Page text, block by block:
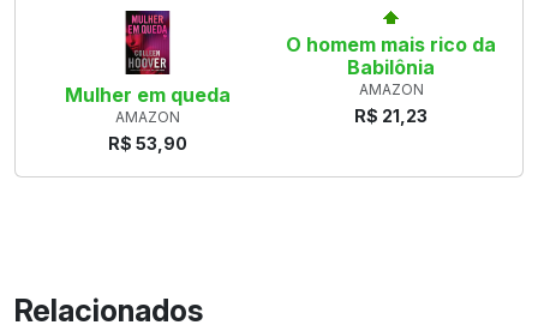
Mulher em queda
AMAZON
R$ 53,90
O homem mais rico da
Babilônia
AMAZON
R$ 21,23
Relacionados